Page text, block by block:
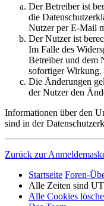
Der Betreiber ist
die
Nutzer per E-Mail
Der Nutzer ist
Im Falle des
Betreiber und dem
sofortiger Wirkung.
Die Änderungen
der Nutzer den
Informationen über den
sind in der
Zurück zur
Startseite Foren-
Alle Zeiten sind
Alle Cookies